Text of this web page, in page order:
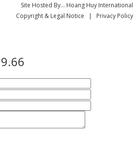
Site Hosted By... Hoang Huy International
Copyright & Legal Notice | Privacy Policy